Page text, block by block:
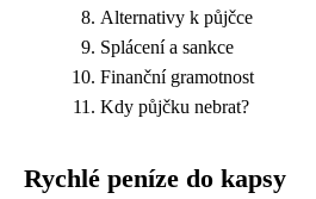
Alternativy k půjčce
Splácení a sankce
Finanční gramotnost
Kdy půjčku nebrat?
Rychlé peníze do kapsy